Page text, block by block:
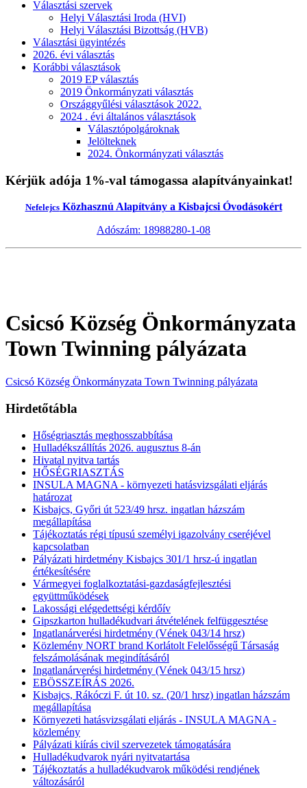
Választási szervek
Helyi Választási Iroda (HVI)
Helyi Választási Bizottság (HVB)
Választási ügyintézés
2026. évi választás
Korábbi választások
2019 EP választás
2019 Önkormányzati választás
Országgyűlési választások 2022.
2024 . évi általános választások
Választópolgároknak
Jelölteknek
2024. Önkormányzati választás
Kérjük adója 1%-val támogassa alapítványainkat!
NefelejcsKözhasznú Alapítvány a Kisbajcsi Óvodásokért
Adószám: 18988280-1-08
Csicsó Község Önkormányzata
Town Twinning pályázata
Csicsó Község Önkormányzata Town Twinning pályázata
Hirdetőtábla
Hőségriasztás meghosszabbítása
Hulladékszállítás 2026. augusztus 8-án
Hivatal nyitva tartás
HŐSÉGRIASZTÁS
INSULA MAGNA - környezeti hatásvizsgálati eljárás
határozat
Kisbajcs, Győri út 523/49 hrsz. ingatlan házszám
megállapítása
Tájékoztatás régi típusú személyi igazolvány cseréjével
kapcsolatban
Pályázati hirdetmény Kisbajcs 301/1 hrsz-ú ingatlan
értékesítésére
Vármegyei foglalkoztatási-gazdaságfejlesztési
együttműködések
Lakossági elégedettségi kérdőív
Gipszkarton hulladékudvari átvételének felfüggesztése
Ingatlanárverési hirdetmény (Vének 043/14 hrsz)
Közlemény NORT brand Korlátolt Felelősségű Társaság
felszámolásának megindításáról
Ingatlanárverési hirdetmény (Vének 043/15 hrsz)
EBÖSSZEÍRÁS 2026.
Kisbajcs, Rákóczi F. út 10. sz. (20/1 hrsz) ingatlan házszám
megállapítása
Környezeti hatásvizsgálati eljárás - INSULA MAGNA -
közlemény
Pályázati kiírás civil szervezetek támogatására
Hulladékudvarok nyári nyitvatartása
Tájékoztatás a hulladékudvarok működési rendjének
változásáról